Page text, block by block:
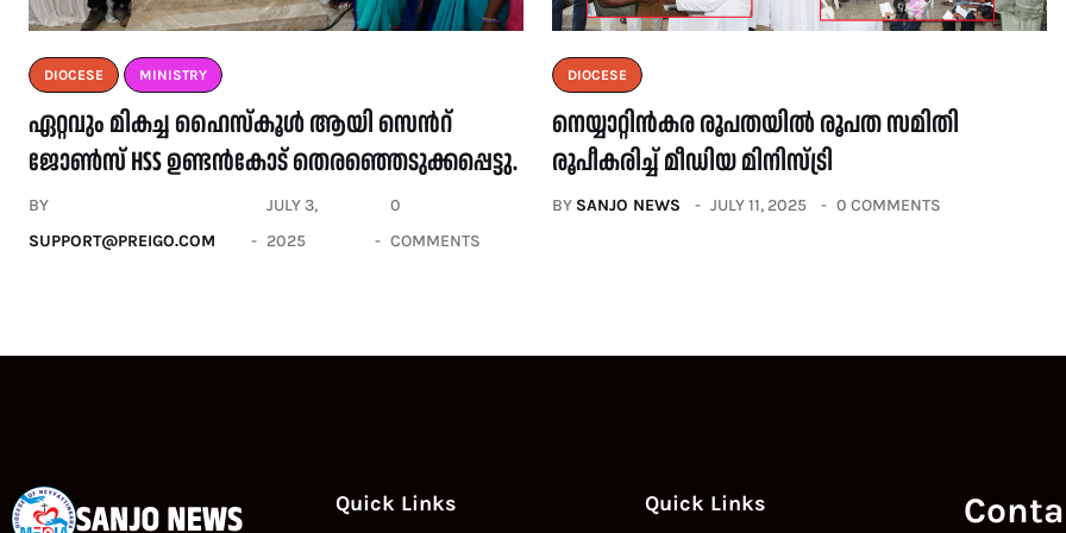
DIOCESE MINISTRY
ഏറ്റവും മികച്ച ഹൈസ്കൂൾ ആയി സെൻറ്
ജോൺസ് HSS ഉണ്ടൻകോട് തെരഞ്ഞെടുക്കപ്പെട്ടു.
BY
SUPPORT@PREIGO.COM
JULY 3,
2025
0
COMMENTS
DIOCESE
നെയ്യാറ്റിൻകര രൂപതയിൽ രൂപത സമിതി
രൂപീകരിച്ച് മീഡിയ മിനിസ്ട്രി
BY SANJO NEWS JULY 11, 2025 0 COMMENTS
Quick Links Quick Links